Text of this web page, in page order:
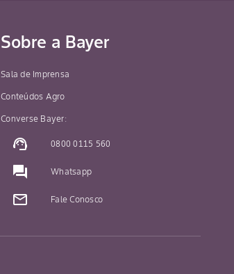
Sobre a Bayer
Sala de Imprensa
Conteúdos Agro
Converse Bayer:
support_agent 0800 0115 560
question_answer Whatsapp
mail_outline Fale Conosco